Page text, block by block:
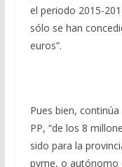
el periodo 2015-
sólo se han
euros”.
Pues bien,
PP, “de los 8
sido para la
pyme, o autónomo